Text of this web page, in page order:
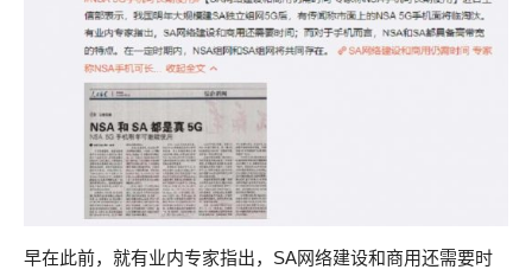
早在此前，就有业内专家指出，SA网络建设和商用还需要时